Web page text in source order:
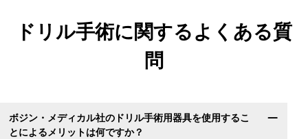
ドリル手術に関するよくある質
問
ボジン・メディカル社のドリル手術用器具を使用するこ
とによるメリットは何ですか？